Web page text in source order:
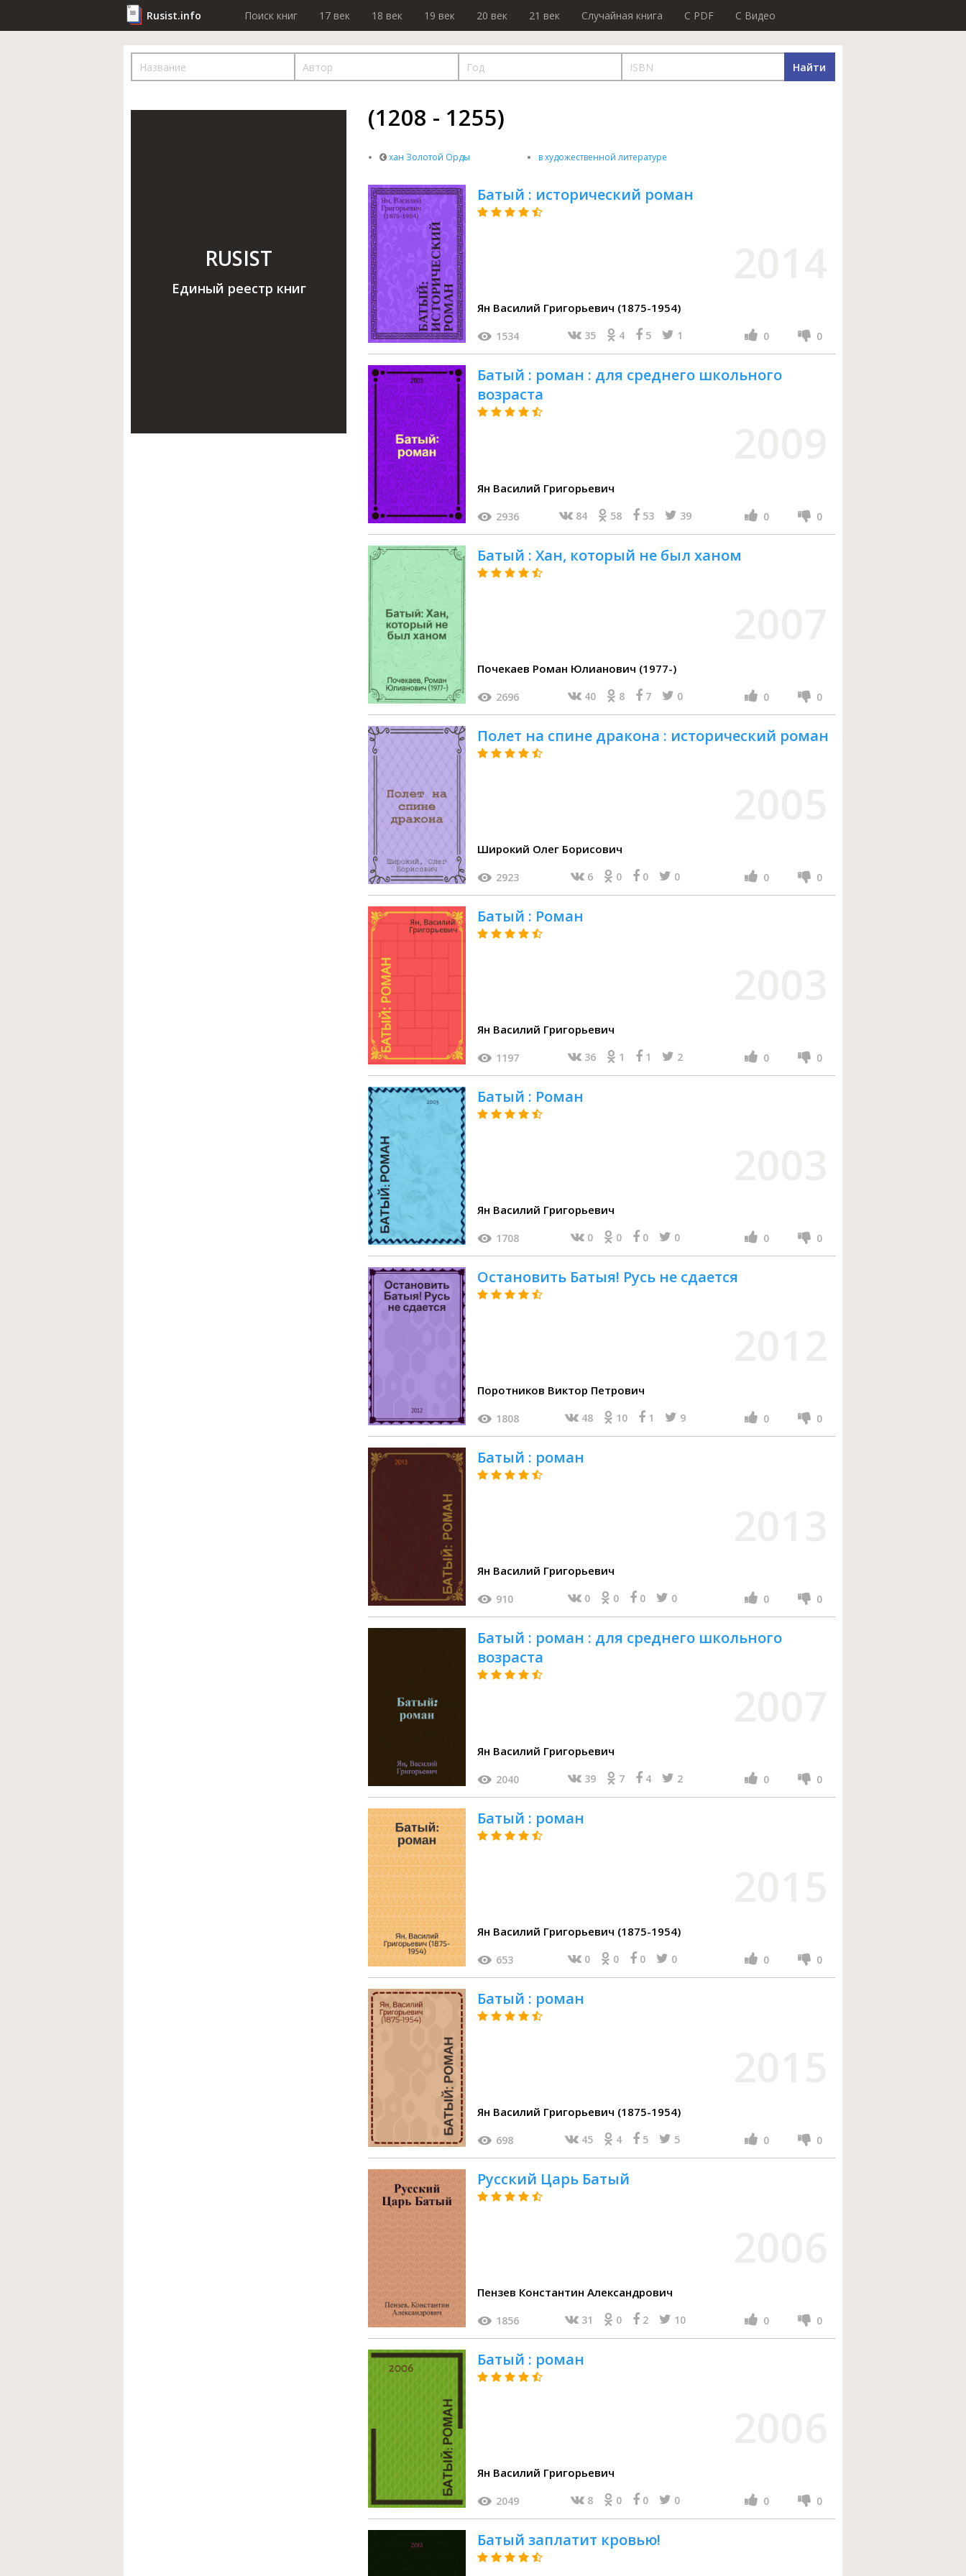
Rusist.info Поиск книг 17 век 18 век 19 век 20 век 21 век Случайная книга C PDF C Видео
Найти
RUSIST
Единый реестр книг
(1208 - 1255)
хан Золотой Орды в художественной литературе
Батый : исторический роман
Ян Василий Григорьевич (1875-1954)
1534 35 4 5 1 0 0
Батый : роман : для среднего школьного
возраста
Ян Василий Григорьевич
2936 84 58 53 39 0 0
Батый : Хан, который не был ханом
Почекаев Роман Юлианович (1977-)
2696 40 8 7 0 0 0
Полет на спине дракона : исторический роман
Широкий Олег Борисович
2923 6 0 0 0 0 0
Батый : Роман
Ян Василий Григорьевич
1197 36 1 1 2 0 0
Батый : Роман
Ян Василий Григорьевич
1708 0 0 0 0 0 0
Остановить Батыя! Русь не сдается
Поротников Виктор Петрович
1808 48 10 1 9 0 0
Батый : роман
Ян Василий Григорьевич
910 0 0 0 0 0 0
Батый : роман : для среднего школьного
возраста
Ян Василий Григорьевич
2040 39 7 4 2 0 0
Батый : роман
Ян Василий Григорьевич (1875-1954)
653 0 0 0 0 0 0
Батый : роман
Ян Василий Григорьевич (1875-1954)
698 45 4 5 5 0 0
Русский Царь Батый
Пензев Константин Александрович
1856 31 0 2 10 0 0
Батый : роман
Ян Василий Григорьевич
2049 8 0 0 0 0 0
Батый заплатит кровью!